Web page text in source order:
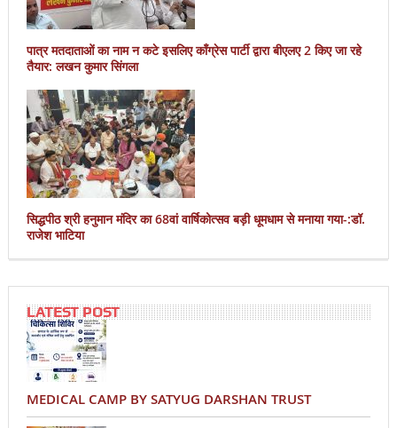
पात्र मतदाताओं का नाम न कटे इसलिए काँग्रेस पार्टी द्वारा बीएलए 2 किए जा रहे
तैयार: लखन कुमार सिंगला
सिद्धपीठ श्री हनुमान मंदिर का 68वां वार्षिकोत्सव बड़ी धूमधाम से मनाया गया-:डॉ.
राजेश भाटिया
LATEST POST
MEDICAL CAMP BY SATYUG DARSHAN TRUST